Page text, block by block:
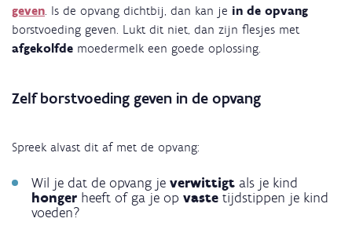
geven . Is de opvang dichtbij, dan kan je in de opvang
borstvoeding geven. Lukt dit niet, dan zijn flesjes met
afgekolfde moedermelk een goede oplossing.
Zelf borstvoeding geven in de opvang
Spreek alvast dit af met de opvang:
Wil je dat de opvang je verwittigt als je kind
honger heeft of ga je op vaste tijdstippen je kind
voeden?